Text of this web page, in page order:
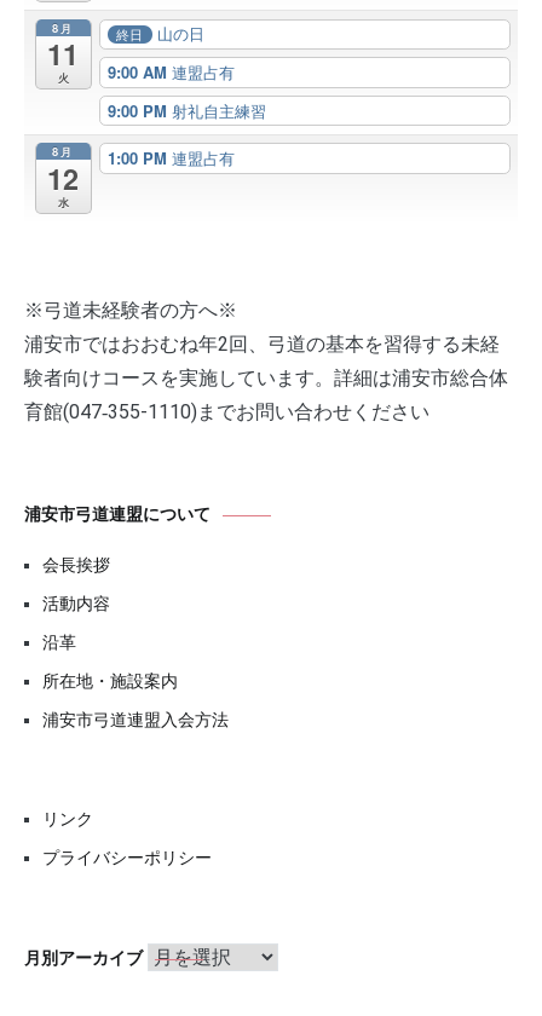
8月
11
火
終日
山の日
9:00 AM 連盟占有
9:00 PM 射礼自主練習
8月
12
水
1:00 PM 連盟占有
※弓道未経験者の方へ※
浦安市ではおおむね年2回、弓道の基本を習得する未経
験者向けコースを実施しています。詳細は浦安市総合体
育館(047‐355-1110)までお問い合わせください
浦安市弓道連盟について
会長挨拶
活動内容
沿革
所在地・施設案内
浦安市弓道連盟入会方法
リンク
プライバシーポリシー
月別アーカイブ 月
別